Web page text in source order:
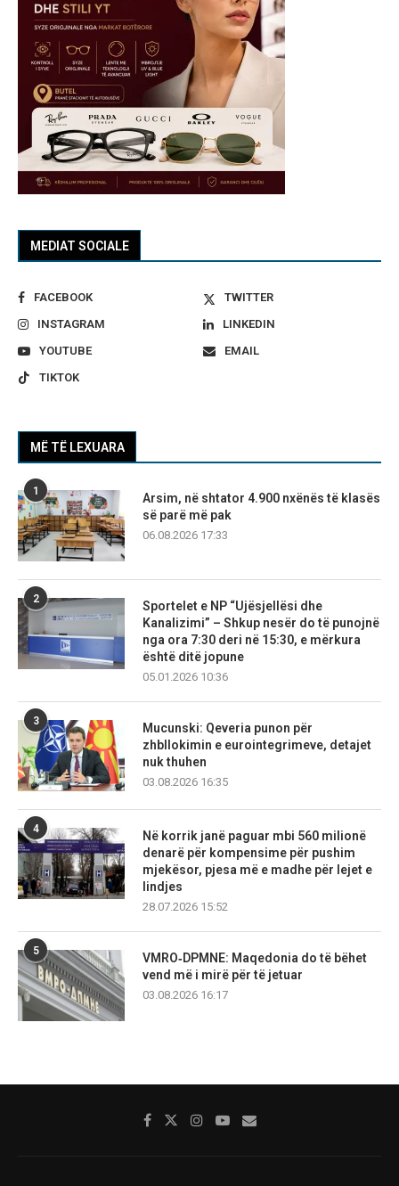
MEDIAT SOCIALE
FACEBOOK
TWITTER
INSTAGRAM
LINKEDIN
YOUTUBE
EMAIL
TIKTOK
MË TË LEXUARA
1
Arsim, në shtator 4.900 nxënës të klasës
së parë më pak
06.08.2026 17:33
2
Sportelet e NP “Ujësjellësi dhe
Kanalizimi” – Shkup nesër do të punojnë
nga ora 7:30 deri në 15:30, e mërkura
është ditë jopune
05.01.2026 10:36
3
Mucunski: Qeveria punon për
zhbllokimin e eurointegrimeve, detajet
nuk thuhen
03.08.2026 16:35
4
Në korrik janë paguar mbi 560 milionë
denarë për kompensime për pushim
mjekësor, pjesa më e madhe për lejet e
lindjes
28.07.2026 15:52
5
VMRO‑DPMNE: Maqedonia do të bëhet
vend më i mirë për të jetuar
03.08.2026 16:17